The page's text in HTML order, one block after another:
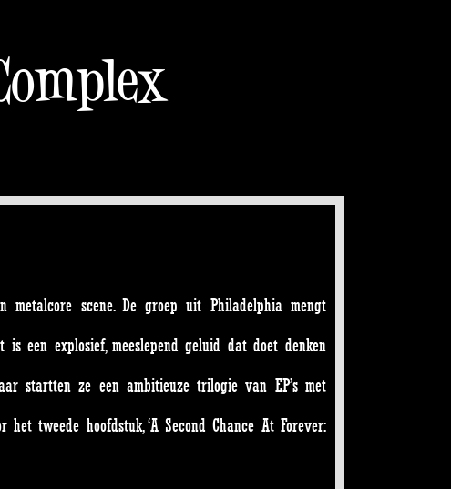
scene. De groep uit Philadelphia mengt
een explosief, meeslepend geluid dat doet denken
startten ze een ambitieuze trilogie van EP’s met
tweede hoofdstuk, ‘A Second Chance At Forever: